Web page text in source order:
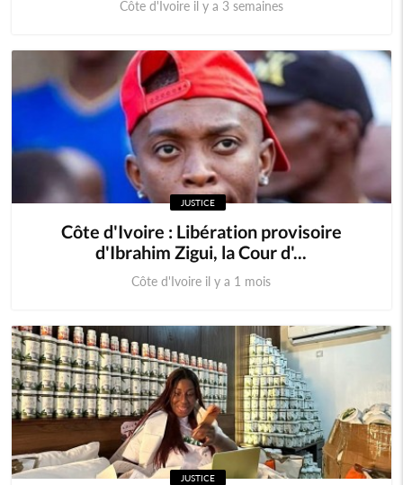
Côte d'Ivoire il y a 3 semaines
JUSTICE
Côte d'Ivoire : Libération provisoire
d'Ibrahim Zigui, la Cour d'...
Côte d'Ivoire il y a 1 mois
JUSTICE